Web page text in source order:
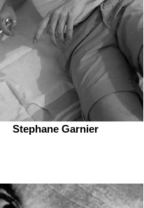
Stephane Garnier